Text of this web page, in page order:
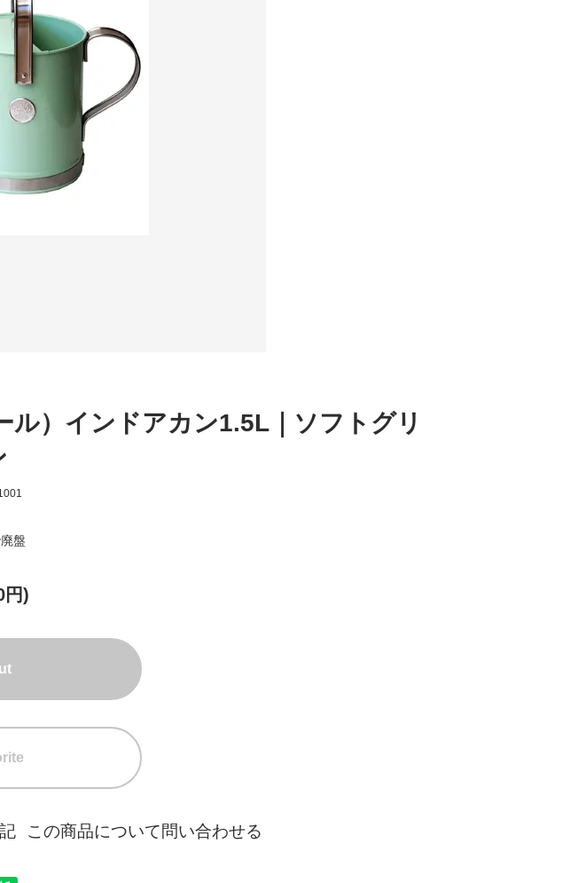
）インドアカン1.5L｜ソフトグリ
盤
円)
この商品について問い合わせる